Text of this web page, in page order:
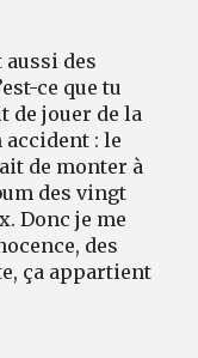
aussi des
ce que tu
de jouer de la
accident : le
de monter à
des vingt
Donc je me
des
ça appartient